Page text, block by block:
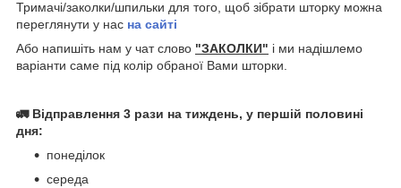
Тримачі/заколки/шпильки для того, щоб зібрати шторку можна
переглянути у нас на сайті
Або напишіть нам у чат слово "ЗАКОЛКИ" і ми надішлемо
варіанти саме під колір обраної Вами шторки.
🚛 Відправлення 3 рази на тиждень, у першій половині
дня:
понеділок
середа